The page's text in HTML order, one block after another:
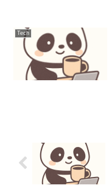
Tech